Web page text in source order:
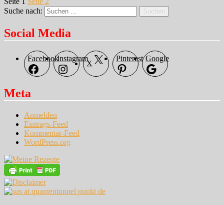
Suche nach:
Suchen
Social Media
FacebookInstagram
X
Pinterest Google
Meta
Anmelden
Eintrags-Feed
Kommentar-Feed
WordPress.org